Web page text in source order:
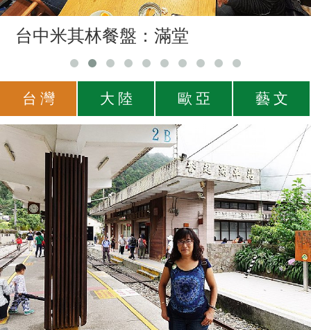
台中米其林餐盤：滿堂
台 灣 大 陸 歐 亞 藝 文